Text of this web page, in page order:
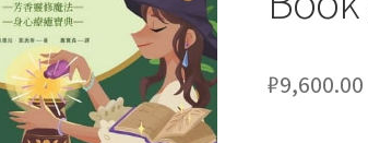
₽9,600.00